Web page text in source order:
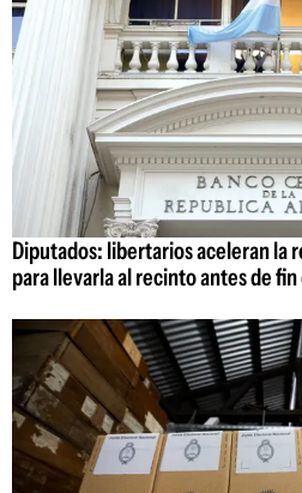
Diputados: libertarios aceleran la
para llevarla al recinto antes de